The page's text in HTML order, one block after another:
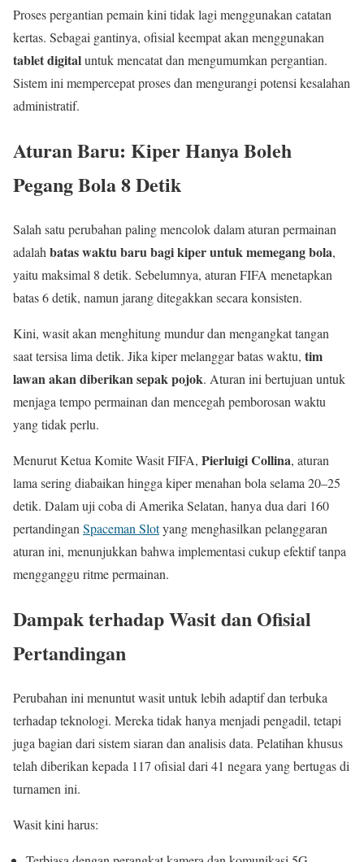
Proses pergantian pemain kini tidak lagi menggunakan catatan
kertas. Sebagai gantinya, ofisial keempat akan menggunakan
tablet digitaluntuk mencatat dan mengumumkan pergantian.
Sistem ini mempercepat proses dan mengurangi potensi kesalahan
administratif.
Aturan Baru: Kiper Hanya Boleh
Pegang Bola 8 Detik
Salah satu perubahan paling mencolok dalam aturan permainan
adalah batas waktu baru bagi kiper untuk memegang bola,
yaitu maksimal 8 detik. Sebelumnya, aturan FIFA menetapkan
batas 6 detik, namun jarang ditegakkan secara konsisten.
Kini, wasit akan menghitung mundur dan mengangkat tangan
saat tersisa lima detik. Jika kiper melanggar batas waktu, tim
lawan akan diberikan sepak pojok. Aturan ini bertujuan untuk
menjaga tempo permainan dan mencegah pemborosan waktu
yang tidak perlu.
Menurut Ketua Komite Wasit FIFA, Pierluigi Collina, aturan
lama sering diabaikan hingga kiper menahan bola selama 20–25
detik. Dalam uji coba di Amerika Selatan, hanya dua dari 160
pertandingan Spaceman Slotyang menghasilkan pelanggaran
aturan ini, menunjukkan bahwa implementasi cukup efektif tanpa
mengganggu ritme permainan.
Dampak terhadap Wasit dan Ofisial
Pertandingan
Perubahan ini menuntut wasit untuk lebih adaptif dan terbuka
terhadap teknologi. Mereka tidak hanya menjadi pengadil, tetapi
juga bagian dari sistem siaran dan analisis data. Pelatihan khusus
telah diberikan kepada 117 ofisial dari 41 negara yang bertugas di
turnamen ini.
Wasit kini harus: